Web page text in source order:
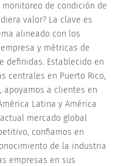
monitoreo de condición de
valor? La clave es
alineado con los
y métricas de
definidas. Establecido en
centrales en Puerto Rico,
apoyamos a clientes en
Latina y América
mercado global
confiamos en
de la industria
empresas en sus